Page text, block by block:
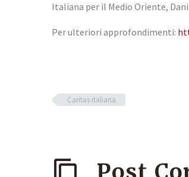
Italiana per il Medio Oriente,
Per ulteriori approfondimenti:
Caritas italiana